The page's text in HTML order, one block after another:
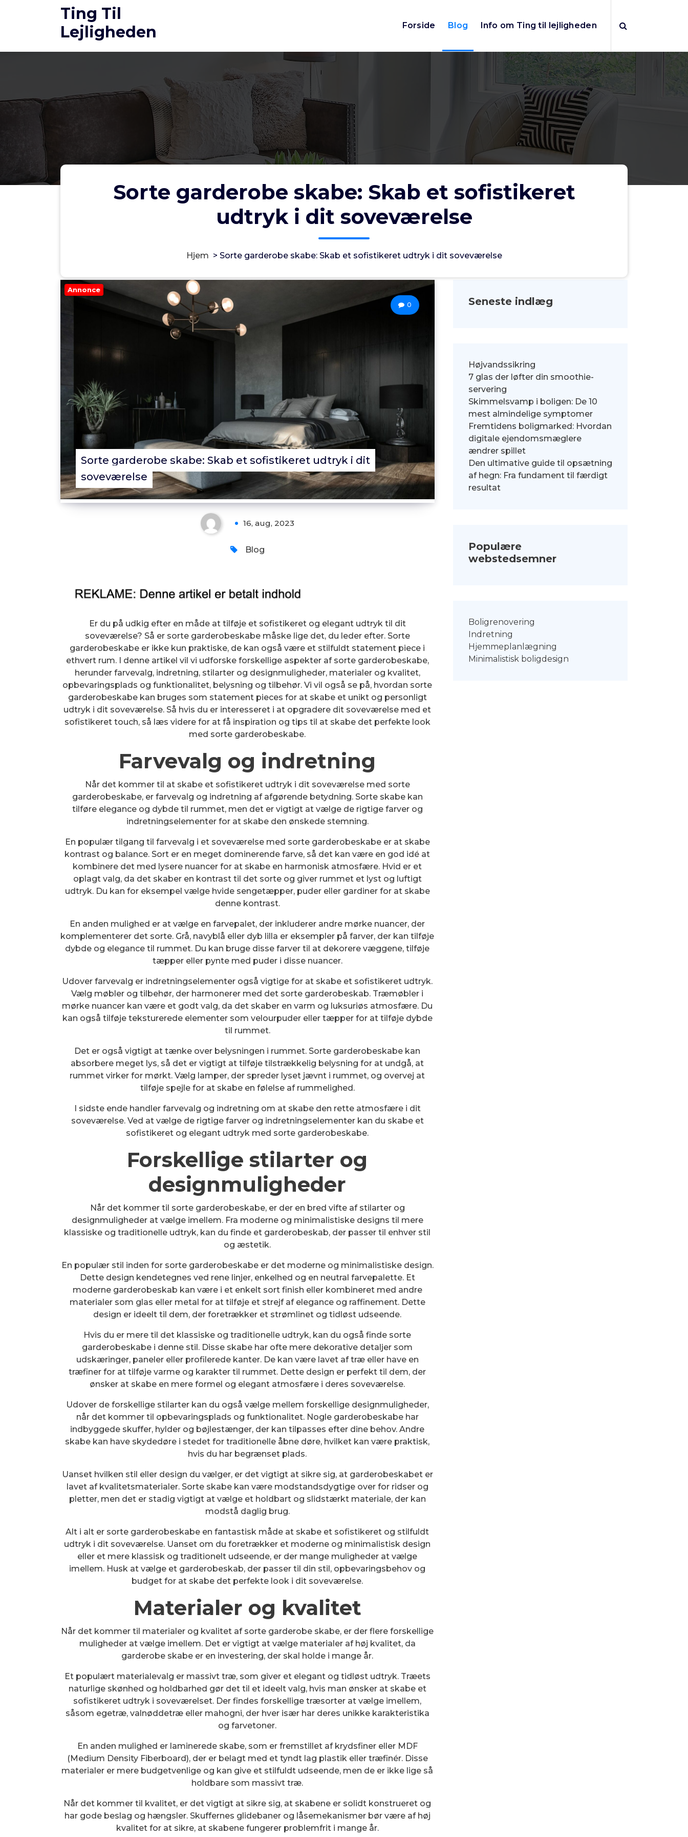
Ting Til
Lejligheden
Forside Blog Info om Ting til lejligheden
Sorte garderobe skabe: Skab et sofistikeret
udtryk i dit soveværelse
Hjem > Sorte garderobe skabe: Skab et sofistikeret udtryk i dit soveværelse
Annonce
Sorte garderobe skabe: Skab et sofistikeret udtryk i dit
soveværelse
0
16, aug, 2023
Blog
Er du på udkig efter en måde at tilføje et sofistikeret og elegant udtryk til dit
soveværelse? Så er sorte garderobeskabe måske lige det, du leder efter. Sorte
garderobeskabe er ikke kun praktiske, de kan også være et stilfuldt statement piece i
ethvert rum. I denne artikel vil vi udforske forskellige aspekter af sorte garderobeskabe,
herunder farvevalg, indretning, stilarter og designmuligheder, materialer og kvalitet,
opbevaringsplads og funktionalitet, belysning og tilbehør. Vi vil også se på, hvordan sorte
garderobeskabe kan bruges som statement pieces for at skabe et unikt og personligt
udtryk i dit soveværelse. Så hvis du er interesseret i at opgradere dit soveværelse med et
sofistikeret touch, så læs videre for at få inspiration og tips til at skabe det perfekte look
med sorte garderobeskabe.
Farvevalg og indretning
Når det kommer til at skabe et sofistikeret udtryk i dit soveværelse med sorte
garderobeskabe, er farvevalg og indretning af afgørende betydning. Sorte skabe kan
tilføre elegance og dybde til rummet, men det er vigtigt at vælge de rigtige farver og
indretningselementer for at skabe den ønskede stemning.
En populær tilgang til farvevalg i et soveværelse med sorte garderobeskabe er at skabe
kontrast og balance. Sort er en meget dominerende farve, så det kan være en god idé at
kombinere det med lysere nuancer for at skabe en harmonisk atmosfære. Hvid er et
oplagt valg, da det skaber en kontrast til det sorte og giver rummet et lyst og luftigt
udtryk. Du kan for eksempel vælge hvide sengetæpper, puder eller gardiner for at skabe
denne kontrast.
En anden mulighed er at vælge en farvepalet, der inkluderer andre mørke nuancer, der
komplementerer det sorte. Grå, navyblå eller dyb lilla er eksempler på farver, der kan tilføje
dybde og elegance til rummet. Du kan bruge disse farver til at dekorere væggene, tilføje
tæpper eller pynte med puder i disse nuancer.
Udover farvevalg er indretningselementer også vigtige for at skabe et sofistikeret udtryk.
Vælg møbler og tilbehør, der harmonerer med det sorte garderobeskab. Træmøbler i
mørke nuancer kan være et godt valg, da det skaber en varm og luksuriøs atmosfære. Du
kan også tilføje teksturerede elementer som velourpuder eller tæpper for at tilføje dybde
til rummet.
Det er også vigtigt at tænke over belysningen i rummet. Sorte garderobeskabe kan
absorbere meget lys, så det er vigtigt at tilføje tilstrækkelig belysning for at undgå, at
rummet virker for mørkt. Vælg lamper, der spreder lyset jævnt i rummet, og overvej at
tilføje spejle for at skabe en følelse af rummelighed.
I sidste ende handler farvevalg og indretning om at skabe den rette atmosfære i dit
soveværelse. Ved at vælge de rigtige farver og indretningselementer kan du skabe et
sofistikeret og elegant udtryk med sorte garderobeskabe.
Forskellige stilarter og
designmuligheder
Når det kommer til sorte garderobeskabe, er der en bred vifte af stilarter og
designmuligheder at vælge imellem. Fra moderne og minimalistiske designs til mere
klassiske og traditionelle udtryk, kan du finde et garderobeskab, der passer til enhver stil
og æstetik.
En populær stil inden for sorte garderobeskabe er det moderne og minimalistiske design.
Dette design kendetegnes ved rene linjer, enkelhed og en neutral farvepalette. Et
moderne garderobeskab kan være i et enkelt sort finish eller kombineret med andre
materialer som glas eller metal for at tilføje et strejf af elegance og raffinement. Dette
design er ideelt til dem, der foretrækker et strømlinet og tidløst udseende.
Hvis du er mere til det klassiske og traditionelle udtryk, kan du også finde sorte
garderobeskabe i denne stil. Disse skabe har ofte mere dekorative detaljer som
udskæringer, paneler eller profilerede kanter. De kan være lavet af træ eller have en
træfiner for at tilføje varme og karakter til rummet. Dette design er perfekt til dem, der
ønsker at skabe en mere formel og elegant atmosfære i deres soveværelse.
Udover de forskellige stilarter kan du også vælge mellem forskellige designmuligheder,
når det kommer til opbevaringsplads og funktionalitet. Nogle garderobeskabe har
indbyggede skuffer, hylder og bøjlestænger, der kan tilpasses efter dine behov. Andre
skabe kan have skydedøre i stedet for traditionelle åbne døre, hvilket kan være praktisk,
hvis du har begrænset plads.
Uanset hvilken stil eller design du vælger, er det vigtigt at sikre sig, at garderobeskabet er
lavet af kvalitetsmaterialer. Sorte skabe kan være modstandsdygtige over for ridser og
pletter, men det er stadig vigtigt at vælge et holdbart og slidstærkt materiale, der kan
modstå daglig brug.
Alt i alt er sorte garderobeskabe en fantastisk måde at skabe et sofistikeret og stilfuldt
udtryk i dit soveværelse. Uanset om du foretrækker et moderne og minimalistisk design
eller et mere klassisk og traditionelt udseende, er der mange muligheder at vælge
imellem. Husk at vælge et garderobeskab, der passer til din stil, opbevaringsbehov og
budget for at skabe det perfekte look i dit soveværelse.
Materialer og kvalitet
Når det kommer til materialer og kvalitet af sorte garderobe skabe, er der flere forskellige
muligheder at vælge imellem. Det er vigtigt at vælge materialer af høj kvalitet, da
garderobe skabe er en investering, der skal holde i mange år.
Et populært materialevalg er massivt træ, som giver et elegant og tidløst udtryk. Træets
naturlige skønhed og holdbarhed gør det til et ideelt valg, hvis man ønsker at skabe et
sofistikeret udtryk i soveværelset. Der findes forskellige træsorter at vælge imellem,
såsom egetræ, valnøddetræ eller mahogni, der hver især har deres unikke karakteristika
og farvetoner.
En anden mulighed er laminerede skabe, som er fremstillet af krydsfiner eller MDF
(Medium Density Fiberboard), der er belagt med et tyndt lag plastik eller træfinér. Disse
materialer er mere budgetvenlige og kan give et stilfuldt udseende, men de er ikke lige så
holdbare som massivt træ.
Når det kommer til kvalitet, er det vigtigt at sikre sig, at skabene er solidt konstrueret og
har gode beslag og hængsler. Skuffernes glidebaner og låsemekanismer bør være af høj
kvalitet for at sikre, at skabene fungerer problemfrit i mange år.
Seneste indlæg
Højvandssikring
7 glas der løfter din smoothie-
servering
Skimmelsvamp i boligen: De 10
mest almindelige symptomer
Fremtidens boligmarked: Hvordan
digitale ejendomsmæglere
ændrer spillet
Den ultimative guide til opsætning
af hegn: Fra fundament til færdigt
resultat
Populære
webstedsemner
Boligrenovering
Indretning
Hjemmeplanlægning
Minimalistisk boligdesign